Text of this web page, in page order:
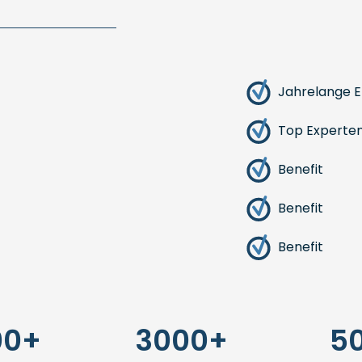
Jahrelange
Top
Benefit
Benefit
Benefit
3000+